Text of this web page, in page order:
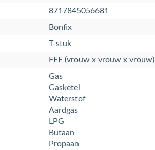
8717845056681
Bonfix
T-stuk
FFF (vrouw x vrouw x vrouw)
Gas
Gasketel
Waterstof
Aardgas
LPG
Butaan
Propaan